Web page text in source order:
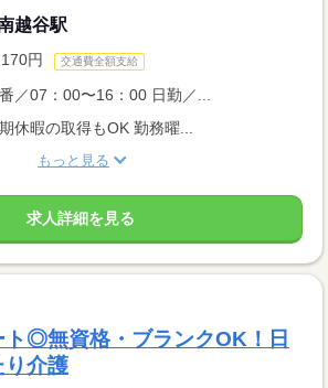
越谷駅
円 交通費全額支給
／07：00〜16：00 日勤／...
暇の取得もOK 勤務曜...
もっと見る
求人詳細を見る
ト◎無資格・ブランクOK！日
り介護